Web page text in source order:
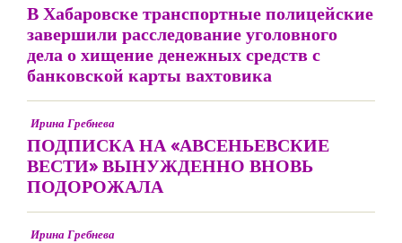
В Хабаровске транспортные полицейские
завершили расследование уголовного
дела о хищение денежных средств с
банковской карты вахтовика
Ирина Гребнева
ПОДПИСКА НА «АВСЕНЬЕВСКИЕ
ВЕСТИ» ВЫНУЖДЕННО ВНОВЬ
ПОДОРОЖАЛА
Ирина Гребнева